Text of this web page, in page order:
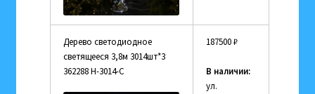
Дерево светодиодное
светящееся 3,8м 3014шт*3
362288 Н-3014-С
187500₽
В наличии:
ул.